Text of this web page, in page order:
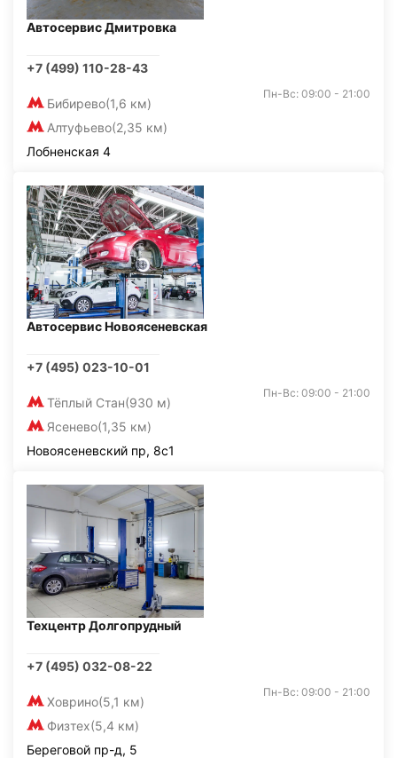
Автосервис Дмитровка
+7 (499) 110-28-43
Бибирево(1,6 км)
Алтуфьево(2,35 км)
Пн-Вс: 09:00 - 21:00
Лобненская 4
Автосервис Новоясеневская
+7 (495) 023-10-01
Тёплый Стан(930 м)
Ясенево(1,35 км)
Пн-Вс: 09:00 - 21:00
Новоясеневский пр, 8с1
Техцентр Долгопрудный
+7 (495) 032-08-22
Ховрино(5,1 км)
Физтех(5,4 км)
Пн-Вс: 09:00 - 21:00
Береговой пр-д, 5